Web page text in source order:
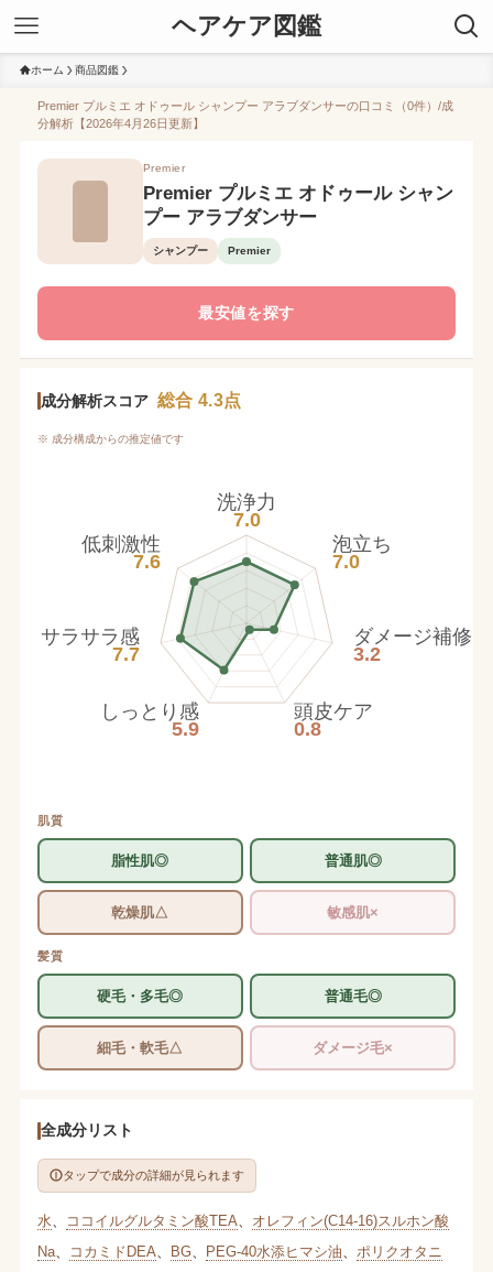
ヘアケア図鑑
ホーム 商品図鑑
Premier プルミエ オドゥール シャンプー アラブダンサーの口コミ（0件）/成
分解析【2026年4月26日更新】
Premier
Premier プルミエ オドゥール シャン
プー アラブダンサー
シャンプー Premier
最安値を探す
成分解析スコア 総合 4.3点
※ 成分構成からの推定値です
洗浄力
7.0
泡立ち
7.0
ダメージ補修
3.2
頭皮ケア
0.8
しっとり感
5.9
サラサラ感
7.7
低刺激性
7.6
肌質
脂性肌◎ 普通肌◎
乾燥肌△ 敏感肌×
髪質
硬毛・多毛◎ 普通毛◎
細毛・軟毛△ ダメージ毛×
全成分リスト
タップで成分の詳細が見られます
水 ココイルグルタミン酸TEA
オレフィン(C14-16)スルホン酸
Na、 コカミドDEA BG、 PEG-40水添ヒマシ油
ポリクオタニ